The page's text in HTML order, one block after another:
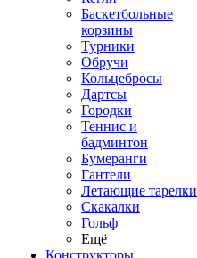
Баскетбольные
корзины
Турники
Обручи
Кольцебросы
Дартсы
Городки
Теннис и
бадминтон
Бумеранги
Гантели
Летающие тарелки
Скакалки
Гольф
Ещё
Конструкторы